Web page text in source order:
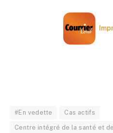
#En vedette Cas actifs
Centre intégré de la santé et